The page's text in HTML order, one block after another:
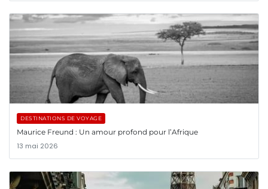
DESTINATIONS DE VOYAGE
Maurice Freund : Un amour profond pour l’Afrique
13 mai 2026